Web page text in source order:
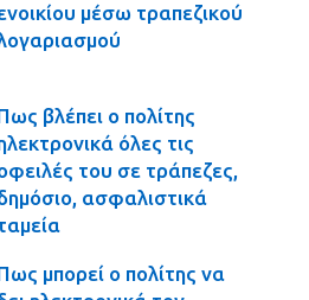
μέσω τραπεζικού
βλέπει ο πολίτης
όλες τις
του σε τράπεζες,
ασφαλιστικά
μπορεί ο πολίτης να